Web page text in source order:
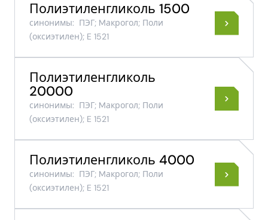
Полиэтиленгликоль 1500
синонимы: ПЭГ; Mакрогол; Поли​
(оксиэтилен)​; E 1521
Полиэтиленгликоль
20000
синонимы: ПЭГ; Mакрогол; Поли​
(оксиэтилен)​; E 1521
Полиэтиленгликоль 4000
синонимы: ПЭГ; Mакрогол; Поли​
(оксиэтилен)​; E 1521